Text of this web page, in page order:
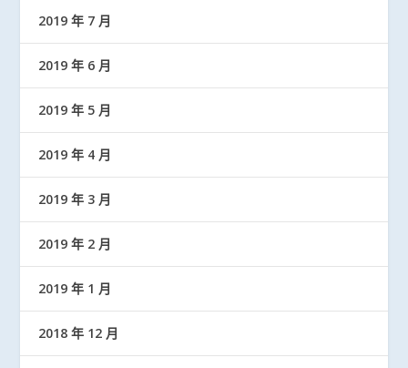
2019 年 7 月
2019 年 6 月
2019 年 5 月
2019 年 4 月
2019 年 3 月
2019 年 2 月
2019 年 1 月
2018 年 12 月